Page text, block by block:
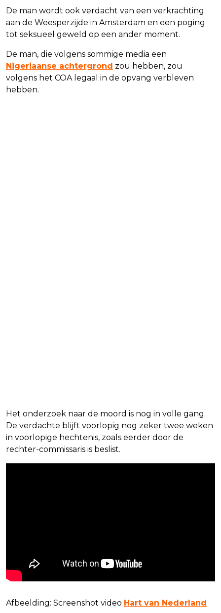
De man wordt ook verdacht van een verkrachting
aan de Weesperzijde in Amsterdam en een poging
tot seksueel geweld op een ander moment.
De man, die volgens sommige media een
Nigeriaanse achtergrond zou hebben, zou
volgens het COA legaal in de opvang verbleven
hebben.
Het onderzoek naar de moord is nog in volle gang.
De verdachte blijft voorlopig nog zeker twee weken
in voorlopige hechtenis, zoals eerder door de
rechter-commissaris is beslist.
Afbeelding: Screenshot video Hart van Nederland